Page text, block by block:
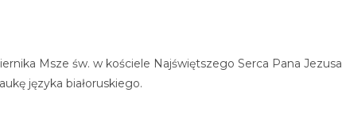
Msze św. w kościele Najświętszego Serca Pana
języka białoruskiego.